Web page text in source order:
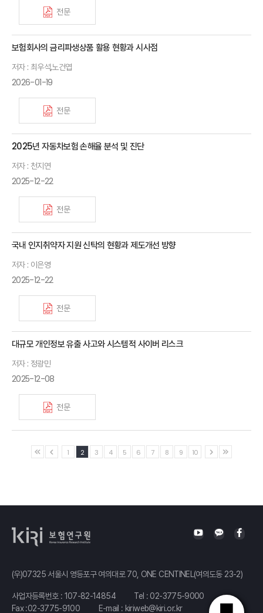
전문
보험회사의 금리파생상품 활용 현황과 시사점
저자 : 최우석,노건엽
2026-01-19
전문
2025년 자동차보험 손해율 분석 및 진단
저자 : 천지연
2025-12-22
전문
국내 인지취약자 지원 신탁의 현황과 제도개선 방향
저자 : 이은영
2025-12-22
전문
대규모 개인정보 유출 사고와 시스템적 사이버 리스크
저자 : 정광민
2025-12-08
전문
1 2 3 4 5 6 7 8 9 10
(우)07325 서울시 영등포구 여의대로 70, ONE CENTINEL(여의도동 23-2)
사업자등록번호 : 107-82-14854 Tel : 02-3775-9000
Fax :02-3775-9100
E-mail : kiriweb@kiri.or.kr